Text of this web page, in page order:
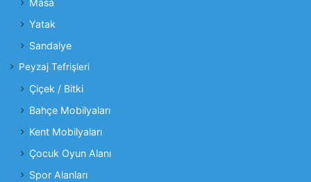
Yatak
Sandalye
Peyzaj Tefrişleri
Çiçek / Bitki
Bahçe Mobilyaları
Kent Mobilyaları
Çocuk Oyun Alanı
Spor Alanları